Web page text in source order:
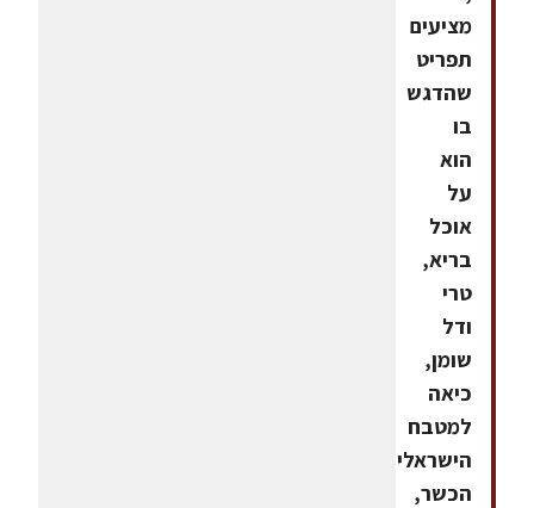
מציעים
תפריט
שהדגש
בו
הוא
על
אוכל
בריא,
טרי
ודל
שומן,
כיאה
למטבח
הישראלי
הכשר,